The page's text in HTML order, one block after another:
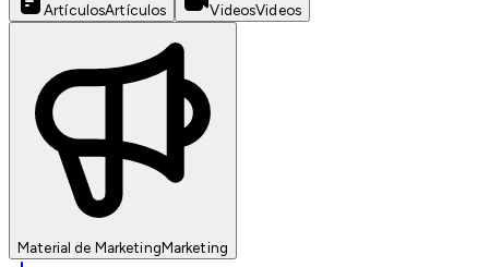
ArtículosArtículos VideosVideos
Material de MarketingMarketing